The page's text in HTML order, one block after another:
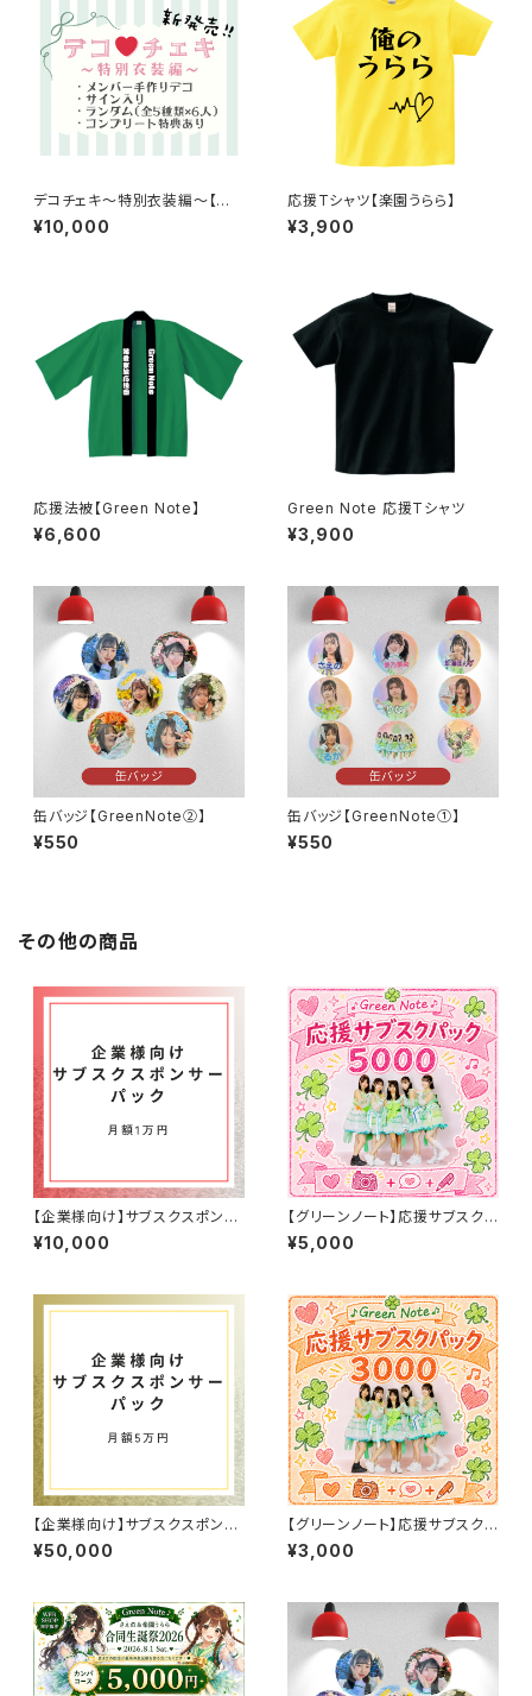
デコチェキ〜特別衣装編〜【箱
推しセット】
¥10,000
応援Tシャツ【楽園うらら】
¥3,900
応援法被【Green Note】
¥6,600
Green Note 応援Tシャツ
¥3,900
缶バッジ【GreenNote②】
¥550
缶バッジ【GreenNote①】
¥550
その他の商品
【企業様向け】サブスクスポンサ
ー1万パック
¥10,000
【グリーンノート】応援サブスク5
000パック
¥5,000
【企業様向け】サブスクスポンサ
ー5万パック
¥50,000
【グリーンノート】応援サブスク3
000パック
¥3,000